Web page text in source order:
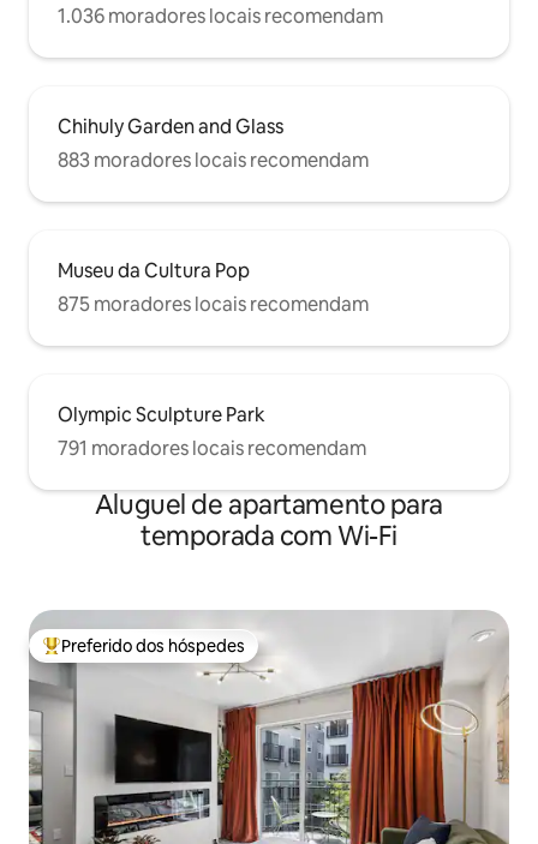
1.036 moradores locais recomendam
Chihuly Garden and Glass
883 moradores locais recomendam
Museu da Cultura Pop
875 moradores locais recomendam
Olympic Sculpture Park
791 moradores locais recomendam
Aluguel de apartamento para
temporada com Wi-Fi
Entre os melhores preferidos dos hóspedes
Preferido dos hóspedes